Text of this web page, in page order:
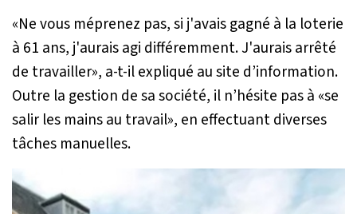
«Ne vous méprenez pas, si j'avais gagné à la loterie
à 61 ans, j'aurais agi différemment. J'aurais arrêté
de travailler», a-t-il expliqué au site d’information.
Outre la gestion de sa société, il n’hésite pas à «se
salir les mains au travail», en effectuant diverses
tâches manuelles.